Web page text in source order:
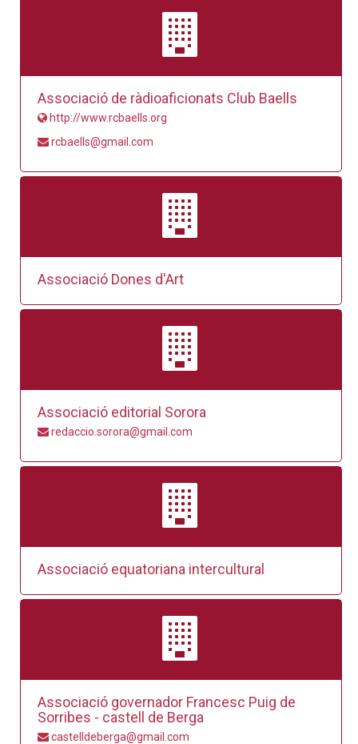
Associació de ràdioaficionats Club Baells
http://www.rcbaells.org
rcbaells@gmail.com
Associació Dones d'Art
Associació editorial Sorora
redaccio.sorora@gmail.com
Associació equatoriana intercultural
Associació governador Francesc Puig de
Sorribes - castell de Berga
castelldeberga@gmail.com